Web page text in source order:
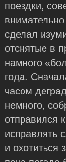
поездки,
сделал
отснятые в
намного
года.
часом
немного,
отправился
исправлять
и охотиться